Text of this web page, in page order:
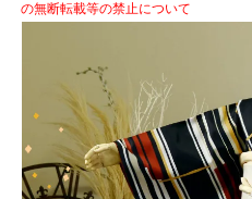
の無断転載等の禁止について